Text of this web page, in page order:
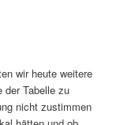
wir heute weitere
der Tabelle zu
nicht zustimmen